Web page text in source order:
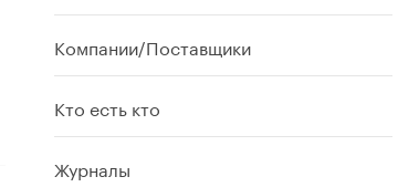
Компании/Поставщики
Кто есть кто
Журналы